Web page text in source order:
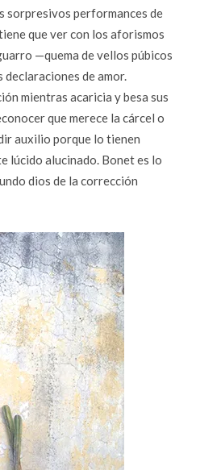
sorpresivos performances de
que ver con los aforismos
—quema de vellos púbicos
de amor.
mientras acaricia y besa sus
que merece la cárcel o
auxilio porque lo tienen
lúcido alucinado. Bonet es lo
dios de la corrección